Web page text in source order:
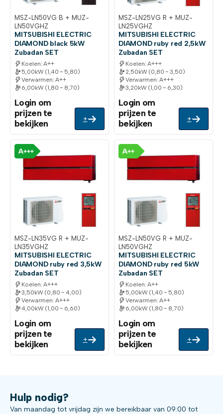
Koelen: A++
5,00kW (1,40 ~ 5,80)
Verwarmen: A++
6,00kW (1,80 ~ 8,70)
MSZ-LN50VG B + MUZ-
LN50VGHZ
MITSUBISHI ELECTRIC
DIAMOND black 5kW
Zubadan SET
Login om
prijzen te
bekijken
+
Koelen: A+++
2,50kW (0,80 ~ 3,50)
Verwarmen: A+++
3,20kW (1,00 ~ 6,30)
MSZ-LN25VG R + MUZ-
LN25VGHZ
MITSUBISHI ELECTRIC
DIAMOND ruby red 2,5kW
Zubadan SET
Login om
prijzen te
bekijken
+
Koelen: A+++
3,50kW (0,80 ~ 4,00)
Verwarmen: A+++
4,00kW (1,00 ~ 6,60)
MSZ-LN35VG R + MUZ-
LN35VGHZ
MITSUBISHI ELECTRIC
DIAMOND ruby red 3,5kW
Zubadan SET
Login om
prijzen te
bekijken
+
Koelen: A++
5,00kW (1,40 ~ 5,80)
Verwarmen: A++
6,00kW (1,80 ~ 8,70)
MSZ-LN50VG R + MUZ-
LN50VGHZ
MITSUBISHI ELECTRIC
DIAMOND ruby red 5kW
Zubadan SET
Login om
prijzen te
bekijken
+
Hulp nodig?
Van maandag tot vrijdag zijn we bereikbaar van 09:00 tot